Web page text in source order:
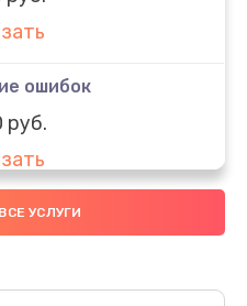
ошибок
руб.
залития
УСЛУГИ